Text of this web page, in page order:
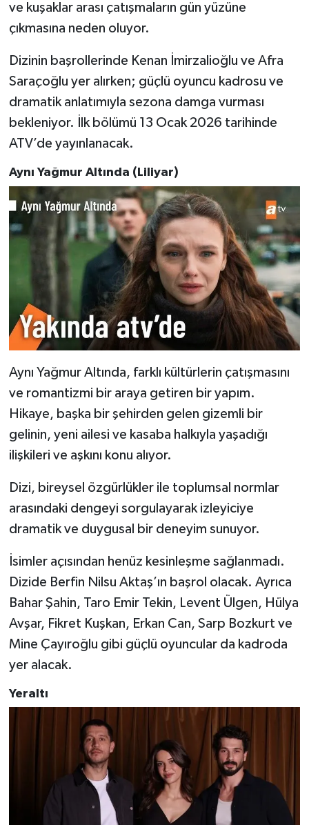
ve kuşaklar arası çatışmaların gün yüzüne
çıkmasına neden oluyor.
Dizinin başrollerinde Kenan İmirzalioğlu ve Afra
Saraçoğlu yer alırken; güçlü oyuncu kadrosu ve
dramatik anlatımıyla sezona damga vurması
bekleniyor. İlk bölümü 13 Ocak 2026 tarihinde
ATV’de yayınlanacak.
Aynı Yağmur Altında (Liliyar)
Aynı Yağmur Altında, farklı kültürlerin çatışmasını
ve romantizmi bir araya getiren bir yapım.
Hikaye, başka bir şehirden gelen gizemli bir
gelinin, yeni ailesi ve kasaba halkıyla yaşadığı
ilişkileri ve aşkını konu alıyor.
Dizi, bireysel özgürlükler ile toplumsal normlar
arasındaki dengeyi sorgulayarak izleyiciye
dramatik ve duygusal bir deneyim sunuyor.
İsimler açısından henüz kesinleşme sağlanmadı.
Dizide Berfin Nilsu Aktaş’ın başrol olacak. Ayrıca
Bahar Şahin, Taro Emir Tekin, Levent Ülgen, Hülya
Avşar, Fikret Kuşkan, Erkan Can, Sarp Bozkurt ve
Mine Çayıroğlu gibi güçlü oyuncular da kadroda
yer alacak.
Yeraltı